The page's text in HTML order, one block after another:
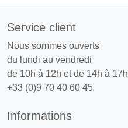
Service client
Nous sommes ouverts
du lundi au vendredi
de 10h à 12h et de 14h à 17h
+33 (0)9 70 40 60 45
Informations